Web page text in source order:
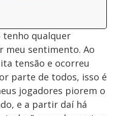
tenho qualquer
meu sentimento. Ao
tensão e ocorreu
parte de todos, isso é
jogadores piorem o
e a partir daí há